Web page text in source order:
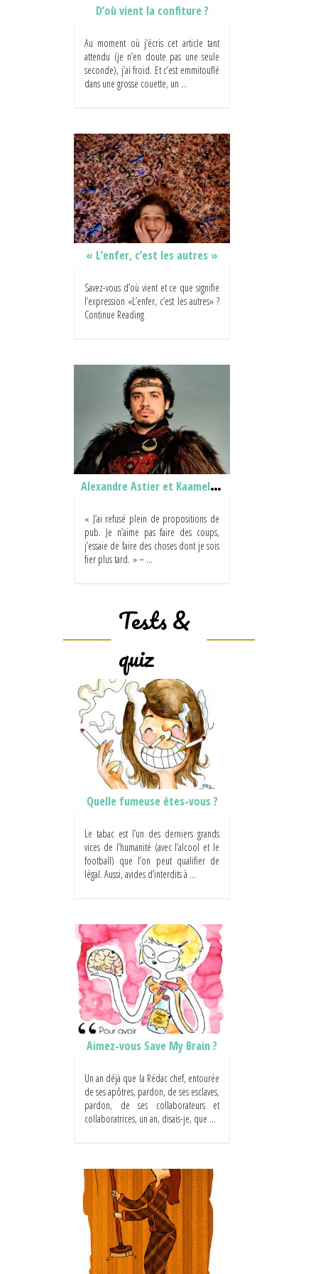
D’où vient la confiture ?
Au moment où j’écris cet article tant
attendu (je n’en doute pas une seule
seconde), j’ai froid. Et c’est emmitouflé
dans une grosse couette, un ...
« L’enfer, c’est les autres »
Savez-vous d’où vient et ce que signifie
l’expression «L’enfer, c’est les autres» ?
Continue Reading
Alexandre Astier et Kaamelott
« J’ai refusé plein de propositions de
pub. Je n’aime pas faire des coups,
j’essaie de faire des choses dont je sois
fier plus tard. » – ...
Tests &
quiz
Quelle fumeuse êtes-vous ?
Le tabac est l’un des derniers grands
vices de l’humanité (avec l’alcool et le
football) que l’on peut qualifier de
légal. Aussi, avides d’interdits à ...
Aimez-vous Save My Brain ?
Un an déjà que la Rédac chef, entourée
de ses apôtres, pardon, de ses esclaves,
pardon, de ses collaborateurs et
collaboratrices, un an, disais-je, que ...